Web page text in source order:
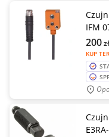
IFM
KUP
200zł